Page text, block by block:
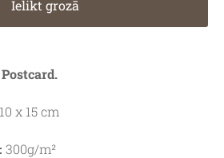
Ielikt grozā
10 x 15 cm
300g/m²